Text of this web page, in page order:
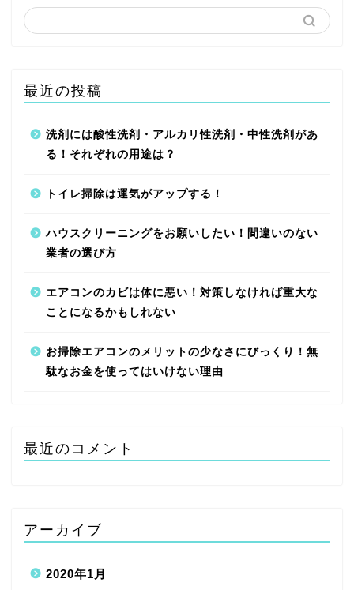
最近の投稿
洗剤には酸性洗剤・アルカリ性洗剤・中性洗剤があ
る！それぞれの用途は？
トイレ掃除は運気がアップする！
ハウスクリーニングをお願いしたい！間違いのない
業者の選び方
エアコンのカビは体に悪い！対策しなければ重大な
ことになるかもしれない
お掃除エアコンのメリットの少なさにびっくり！無
駄なお金を使ってはいけない理由
最近のコメント
アーカイブ
2020年1月